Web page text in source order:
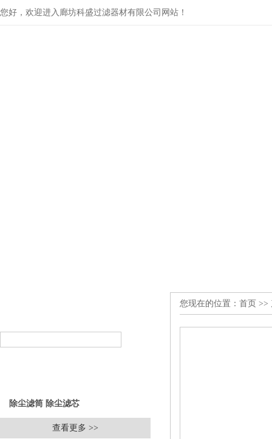
您好，欢迎进入廊坊科盛过滤器材有限公司网站！
除尘滤筒 除尘滤芯
查看更多 >>
您现在的位置： 首页 >>